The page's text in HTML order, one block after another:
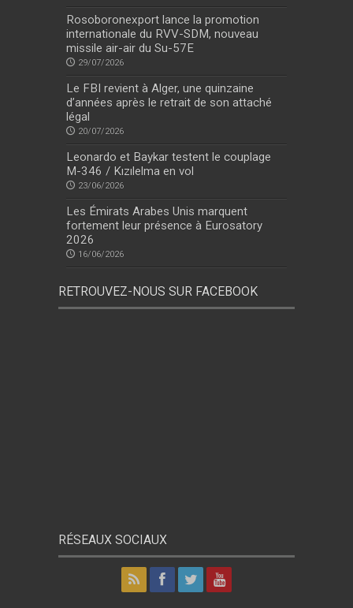
Rosoboronexport lance la promotion
internationale du RVV-SDM, nouveau
missile air-air du Su-57E
29/07/2026
Le FBI revient à Alger, une quinzaine
d’années après le retrait de son attaché
légal
20/07/2026
Leonardo et Baykar testent le couplage
M-346 / Kızılelma en vol
23/06/2026
Les Émirats Arabes Unis marquent
fortement leur présence à Eurosatory
2026
16/06/2026
RETROUVEZ-NOUS SUR FACEBOOK
RÉSEAUX SOCIAUX